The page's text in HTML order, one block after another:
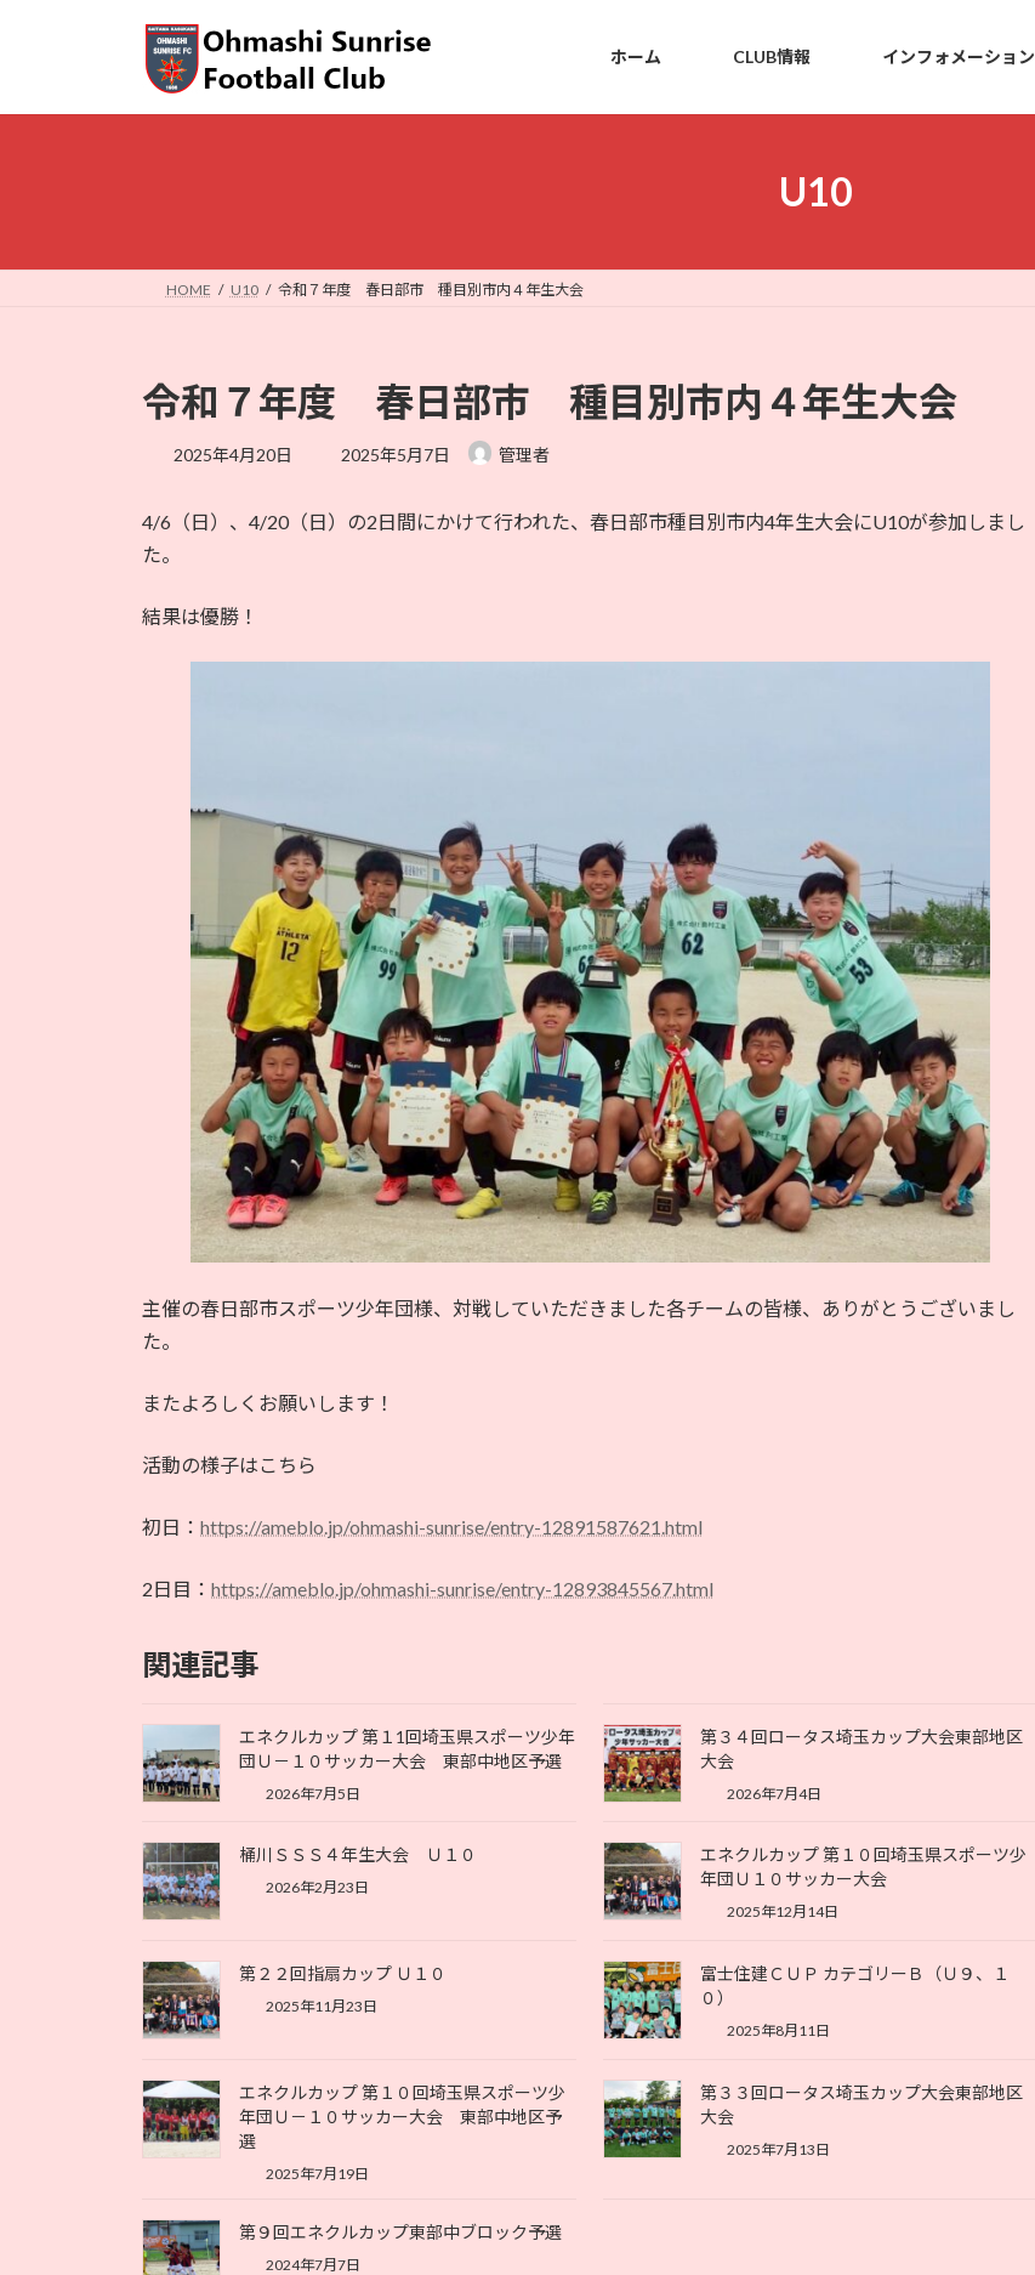
プ
動
ホーム CLUB情報 インフォメーション
U10
HOME U10 令和７年度 春日部市 種目別市内４年生大会
令和７年度 春日部市 種目別市内４年生大会
2025年4月20日
最
新
2025年5月7日 管理者
4/6（日）、4/20（日）の2日間にかけて行われた、春日部市種目別市内4年生大会にU10が参加しまし
た。
結果は優勝！
主催の春日部市スポーツ少年団様、対戦していただきました各チームの皆様、ありがとうございまし
た。
またよろしくお願いします！
活動の様子はこちら
初日： https://ameblo.jp/ohmashi-sunrise/entry-12891587621.html
2日目： https://ameblo.jp/ohmashi-sunrise/entry-12893845567.html
関連記事
エネクルカップ 第１1回埼玉県スポーツ少年
団Ｕ－１０サッカー大会 東部中地区予選
2026年7月5日
第３４回ロータス埼玉カップ大会東部地区
大会
2026年7月4日
桶川ＳＳＳ４年生大会 Ｕ１０
2026年2月23日
エネクルカップ 第１０回埼玉県スポーツ少
年団Ｕ１０サッカー大会
2025年12月14日
第２２回指扇カップ Ｕ１０
2025年11月23日
富士住建ＣＵＰ カテゴリーＢ（Ｕ９、１
０）
2025年8月11日
エネクルカップ 第１０回埼玉県スポーツ少
年団Ｕ－１０サッカー大会 東部中地区予
選
2025年7月19日
第３３回ロータス埼玉カップ大会東部地区
大会
2025年7月13日
第９回エネクルカップ東部中ブロック予選
2024年7月7日